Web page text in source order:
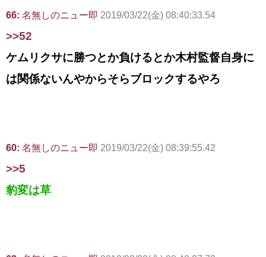
66: 名無しのニュー即 2019/03/22(金) 08:40:33.54
>>52
ケムリクサに勝つとか負けるとか木村監督自身に
は関係ないんやからそらブロックするやろ
60: 名無しのニュー即 2019/03/22(金) 08:39:55.42
>>5
豹変は草